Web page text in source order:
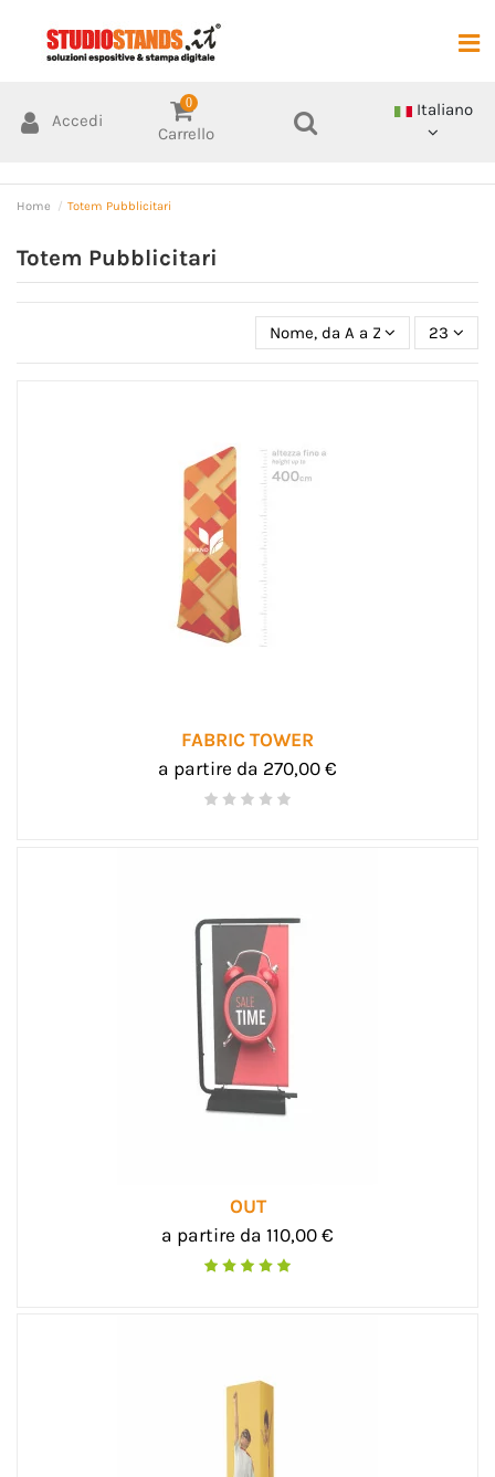
Accedi
0
Carrello
Italiano
Home Totem Pubblicitari
Totem Pubblicitari
Nome, da A a Z 23
FABRIC TOWER
a partire da 270,00 €
OUT
a partire da 110,00 €